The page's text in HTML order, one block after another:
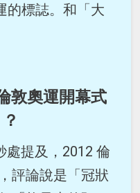
的標誌。和「大
敦奧運開幕式
處提及，2012 倫
評論說是「冠狀